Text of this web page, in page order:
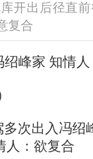
开出后径直
复合
峰家 知情